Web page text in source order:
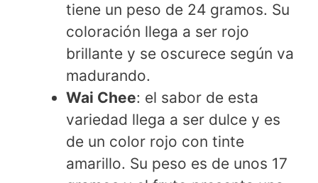
tiene un peso de 24 gramos. Su
coloración llega a ser rojo
brillante y se oscurece según va
madurando.
Wai Chee: el sabor de esta
variedad llega a ser dulce y es
de un color rojo con tinte
amarillo. Su peso es de unos 17